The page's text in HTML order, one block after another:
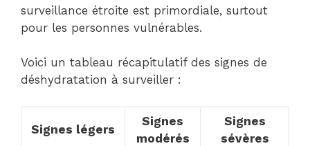
surveillance étroite est primordiale, surtout
pour les personnes vulnérables.
Voici un tableau récapitulatif des signes de
déshydratation à surveiller :
Signes légers
Signes
modérés
Signes
sévères